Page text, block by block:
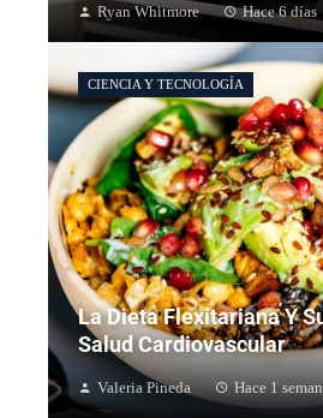
Ryan Whitmore Hace 6 días
CIENCIA Y TECNOLOGÍA
La Dieta Flexitariana Y
Salud Cardiovascular
Valeria Pineda Hace 1